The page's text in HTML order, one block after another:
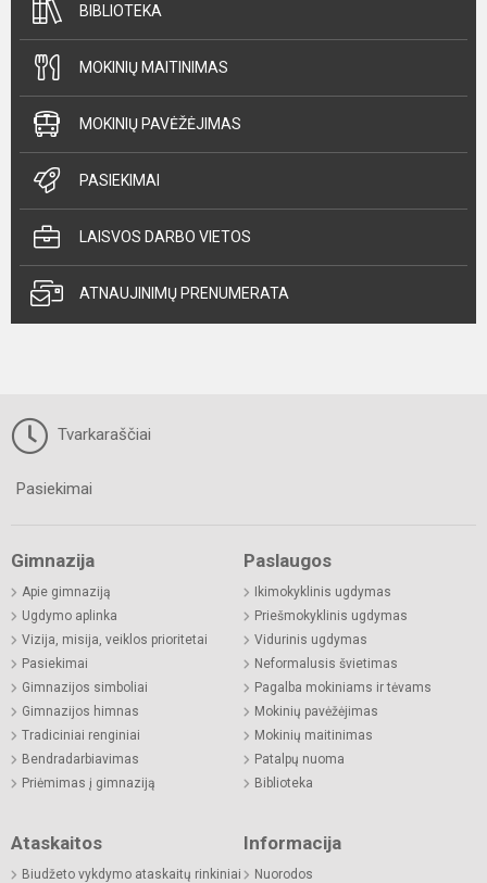
BIBLIOTEKA
MOKINIŲ MAITINIMAS
MOKINIŲ PAVĖŽĖJIMAS
PASIEKIMAI
LAISVOS DARBO VIETOS
ATNAUJINIMŲ PRENUMERATA
Tvarkaraščiai
Pasiekimai
Gimnazija
Apie gimnaziją
Ugdymo aplinka
Vizija, misija, veiklos prioritetai
Pasiekimai
Gimnazijos simboliai
Gimnazijos himnas
Tradiciniai renginiai
Bendradarbiavimas
Priėmimas į gimnaziją
Paslaugos
Ikimokyklinis ugdymas
Priešmokyklinis ugdymas
Vidurinis ugdymas
Neformalusis švietimas
Pagalba mokiniams ir tėvams
Mokinių pavėžėjimas
Mokinių maitinimas
Patalpų nuoma
Biblioteka
Ataskaitos
Biudžeto vykdymo ataskaitų rinkiniai
Informacija
Nuorodos